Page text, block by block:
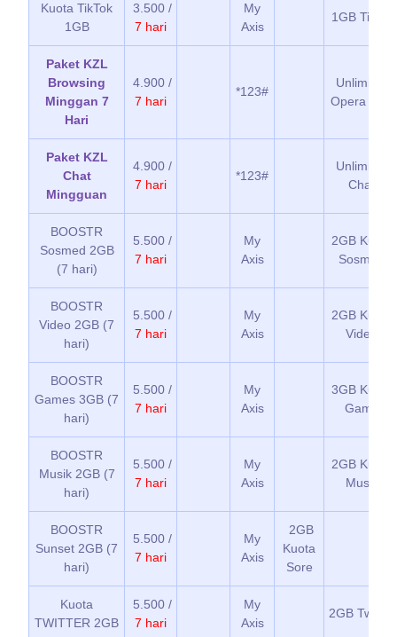
Kuota TikTok
1GB
3.500 /
7 hari
My
Axis
1GB Tiktok
Paket KZL
Browsing
Minggan 7
Hari
4.900 /
7 hari
*123#
Unlimited
Opera Mini
Paket KZL
Chat
Mingguan
4.900 /
7 hari
*123#
Unlimited
Chat
BOOSTR
Sosmed 2GB
(7 hari)
5.500 /
7 hari
My
Axis
2GB Kuota
Sosmed
BOOSTR
Video 2GB (7
hari)
5.500 /
7 hari
My
Axis
2GB Kuota
Video
BOOSTR
Games 3GB (7
hari)
5.500 /
7 hari
My
Axis
3GB Kuota
Game
BOOSTR
Musik 2GB (7
hari)
5.500 /
7 hari
My
Axis
2GB Kuota
Musik
BOOSTR
Sunset 2GB (7
hari)
5.500 /
7 hari
My
Axis
2GB
Kuota
Sore
Kuota
TWITTER 2GB
5.500 /
7 hari
My
Axis
2GB Twitter